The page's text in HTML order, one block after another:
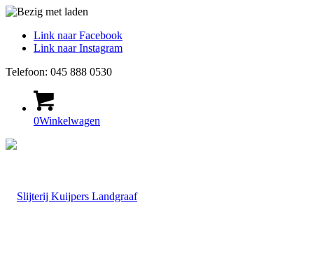
Link naar Facebook
Link naar Instagram
Telefoon: 045 888 0530
0Winkelwagen